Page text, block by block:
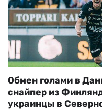
Обмен голами в
снайпер из
украинцы в